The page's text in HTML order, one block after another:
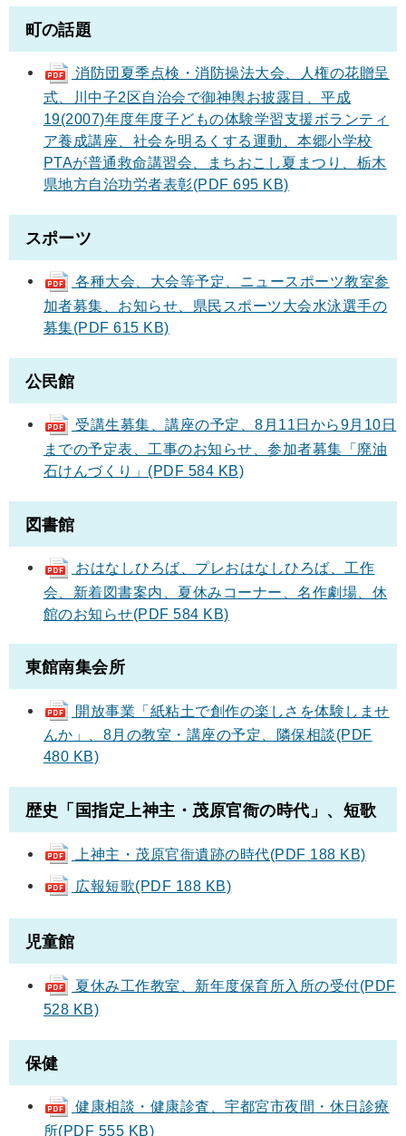
町の話題
消防団夏季点検・消防操法大会、人権の花贈呈
式、川中子2区自治会で御神輿お披露目、平成
19(2007)年度年度子どもの体験学習支援ボランティ
ア養成講座、社会を明るくする運動、本郷小学校
PTAが普通救命講習会、まちおこし夏まつり、栃木
県地方自治功労者表彰(PDF 695 KB)
スポーツ
各種大会、大会等予定、ニュースポーツ教室参
加者募集、お知らせ、県民スポーツ大会水泳選手の
募集(PDF 615 KB)
公民館
受講生募集、講座の予定、8月11日から9月10日
までの予定表、工事のお知らせ、参加者募集「廃油
石けんづくり」(PDF 584 KB)
図書館
おはなしひろば、プレおはなしひろば、工作
会、新着図書案内、夏休みコーナー、名作劇場、休
館のお知らせ(PDF 584 KB)
東館南集会所
開放事業「紙粘土で創作の楽しさを体験しませ
んか」、8月の教室・講座の予定、隣保相談(PDF
480 KB)
歴史「国指定上神主・茂原官衙の時代」、短歌
上神主・茂原官衙遺跡の時代(PDF 188 KB)
広報短歌(PDF 188 KB)
児童館
夏休み工作教室、新年度保育所入所の受付(PDF
528 KB)
保健
健康相談・健康診査、宇都宮市夜間・休日診療
所(PDF 555 KB)